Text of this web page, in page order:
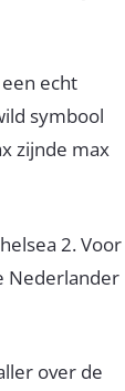
echt
symbool
zijnde max
2. Voor
Nederlander
over de